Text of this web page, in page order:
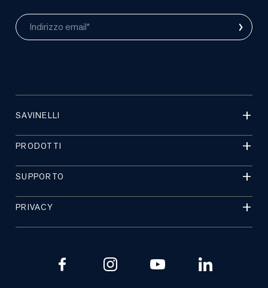
Indirizzo email* ›
SAVINELLI
PRODOTTI
SUPPORTO
PRIVACY